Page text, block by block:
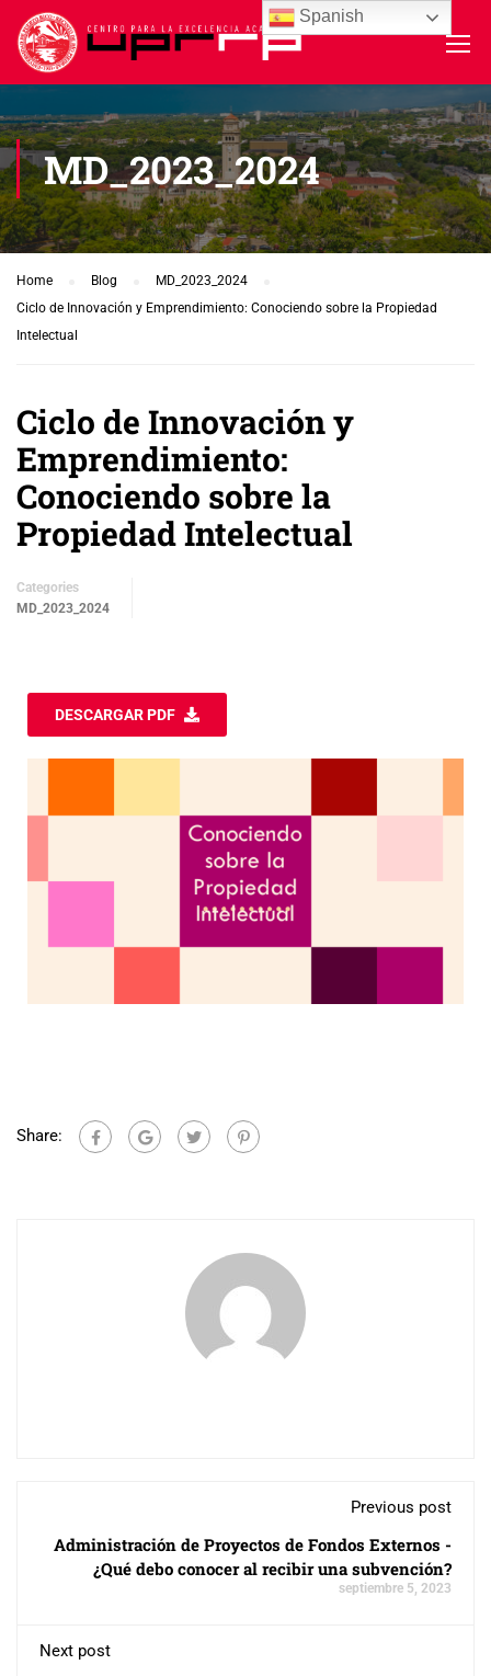
MD_2023_2024
Home Blog
MD_2023_2024
Ciclo de Innovación y Emprendimiento: Conociendo sobre la Propiedad
Intelectual
Ciclo de Innovación y
Emprendimiento:
Conociendo sobre la
Propiedad Intelectual
Categories
MD_2023_2024
DESCARGAR PDF
Share:
Previous post
Administración de Proyectos de Fondos Externos -
¿Qué debo conocer al recibir una subvención?
septiembre 5, 2023
Next post
Spanish